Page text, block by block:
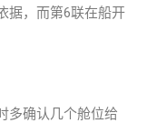
据，而第6联在船开
多确认几个舱位给